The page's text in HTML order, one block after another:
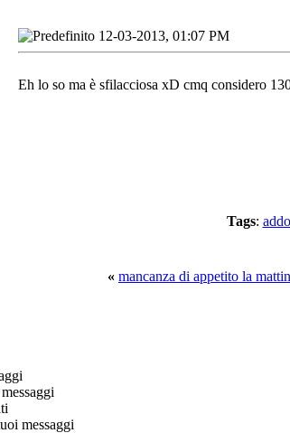
12-03-2013, 01:07 PM
Eh lo so ma è sfilacciosa xD cmq considero
Tags:
« mancanza di appetito la
messaggi